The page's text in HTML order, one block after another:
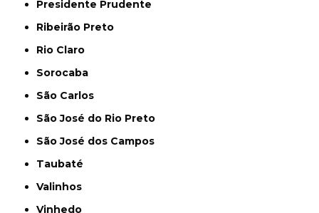
Presidente Prudente
Ribeirão Preto
Rio Claro
Sorocaba
São Carlos
São José do Rio Preto
São José dos Campos
Taubaté
Valinhos
Vinhedo